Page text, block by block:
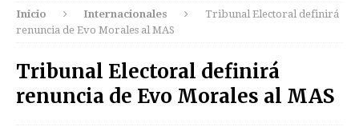
Inicio Internacionales
Tribunal Electoral definirá
renuncia de Evo Morales al MAS
Tribunal Electoral definirá
renuncia de Evo Morales al MAS